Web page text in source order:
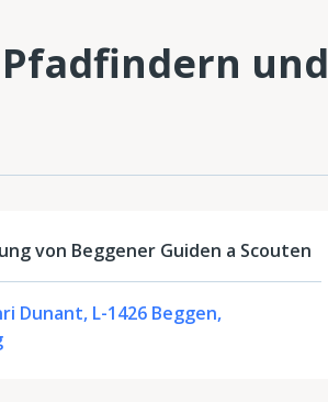
und
von Beggener Guiden a Scouten
Dunant, L-1426 Beggen,